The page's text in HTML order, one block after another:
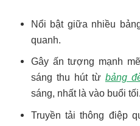
Nổi bật giữa nhiều
quanh.
Gây ấn tượng mạnh
sáng thu hút từ bảng
sáng, nhất là vào buổi tối.
Truyền tải thông điệp